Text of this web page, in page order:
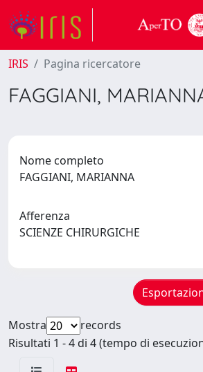
IRIS Pagina ricercatore
FAGGIANI,
Nome completo
FAGGIANI, MARIANNA
Afferenza
SCIENZE CHIRURGICHE
Mostra
records
Risultati 1 - 4 di 4 (tempo di